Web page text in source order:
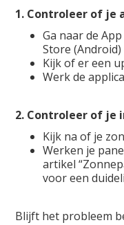
1. Controleer of je
Ga naar de
Store (Android)
Kijk of er een
Werk de
2. Controleer of
Kijk na of je
Werken je
artikel
voor een
Blijft het probleem